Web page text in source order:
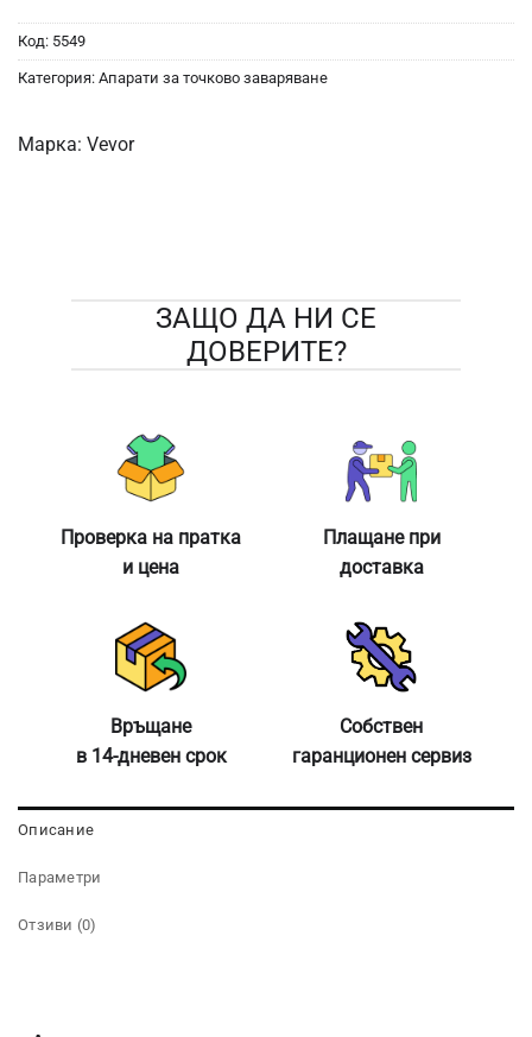
Код: 5549
Категория: Апарати за точково заваряване
Марка: Vevor
ЗАЩО ДА НИ СЕ
ДОВЕРИТЕ?
Проверка на пратка
и цена
Плащане при
доставка
Връщане
в 14-дневен срок
Собствен
гаранционен сервиз
Описание
Параметри
Отзиви (0)